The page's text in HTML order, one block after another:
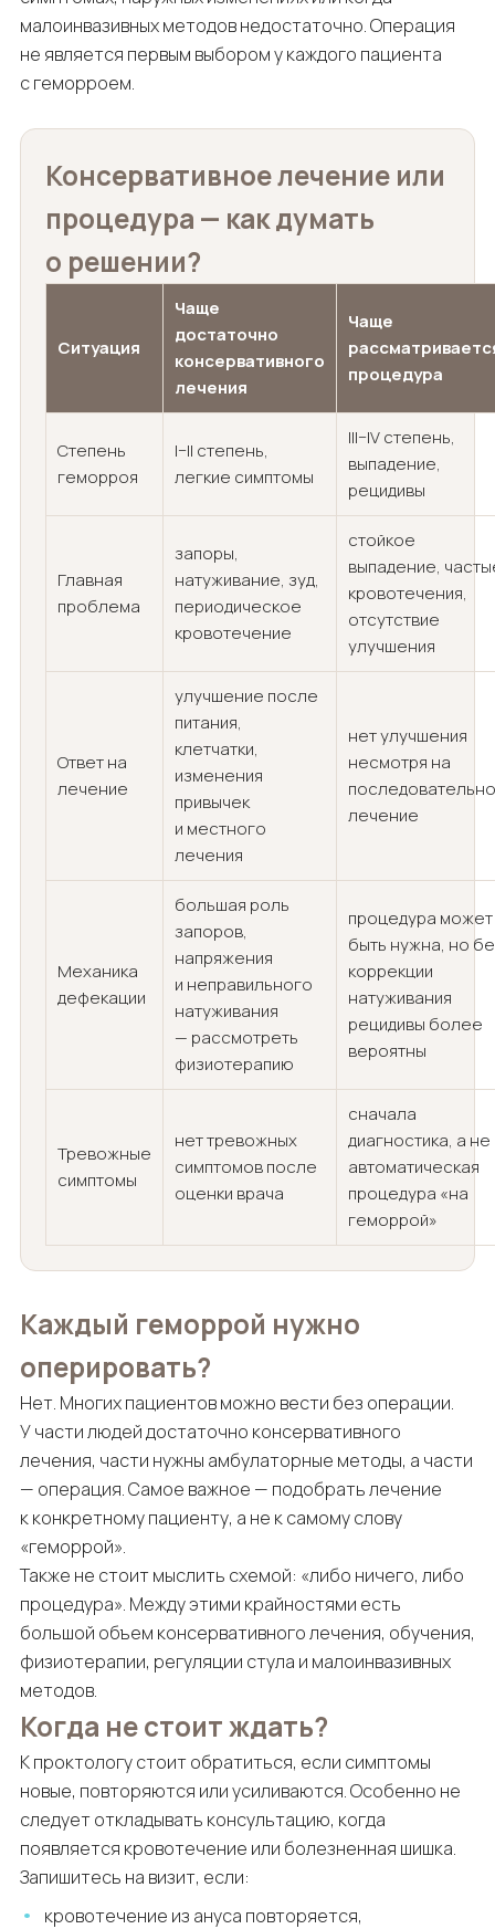
малоинвазивных методов недостаточно. Операция
не является первым выбором у каждого пациента
с геморроем.
Консервативное лечение или
процедура — как думать
о решении?
Ситуация
Чаще
достаточно
консервативного
лечения
Чаще
процедура
Степень
геморроя
I–II степень,
легкие симптомы
III–IV степень,
выпадение,
рецидивы
Главная
проблема
запоры,
натуживание, зуд,
периодическое
кровотечение
стойкое
выпадение,
кровотечения,
отсутствие
улучшения
Ответ на
лечение
улучшение после
питания,
клетчатки,
изменения
привычек
и местного
лечения
нет улучшения
несмотря на
лечение
Механика
дефекации
большая роль
запоров,
напряжения
и неправильного
натуживания
— рассмотреть
физиотерапию
процедура может
быть нужна, но
коррекции
натуживания
рецидивы более
вероятны
Тревожные
симптомы
нет тревожных
симптомов после
оценки врача
сначала
диагностика, а не
автоматическая
процедура «на
геморрой»
Каждый геморрой нужно
оперировать?
Нет. Многих пациентов можно вести без операции.
У части людей достаточно консервативного
лечения, части нужны амбулаторные методы, а части
— операция. Самое важное — подобрать лечение
к конкретному пациенту, а не к самому слову
«геморрой».
Также не стоит мыслить схемой: «либо ничего, либо
процедура». Между этими крайностями есть
большой объем консервативного лечения, обучения,
физиотерапии, регуляции стула и малоинвазивных
методов.
Когда не стоит ждать?
К проктологу стоит обратиться, если симптомы
новые, повторяются или усиливаются. Особенно не
следует откладывать консультацию, когда
появляется кровотечение или болезненная шишка.
Запишитесь на визит, если:
кровотечение из ануса повторяется,